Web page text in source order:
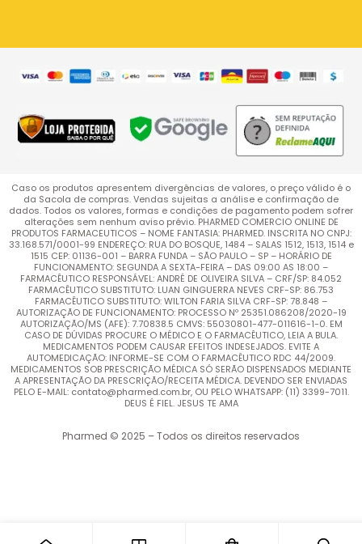
Caso os produtos apresentem divergências de valores, o preço válido é o
da Sacola de compras. Vendas sujeitas a análise e confirmação de
dados. Todos os valores, formas e condições de pagamento podem sofrer
alterações sem nenhum aviso prévio. PHARMED COMERCIO ONLINE DE
PRODUTOS FARMACEUTICOS – NOME FANTASIA: PHARMED. INSCRITA NO CNPJ:
33.168.571/0001-99 ENDEREÇO: RUA DO BOSQUE, 1484 – SALAS 1512, 1513, 1514 e
1515 CEP: 01136-001 – BARRA FUNDA – SÃO PAULO – SP – HORÁRIO DE
FUNCIONAMENTO: SEGUNDA A SEXTA-FEIRA – DAS 09:00 AS 18:00 –
FARMACÊUTICO RESPONSÁVEL: ANDRÉ DE OLIVEIRA SILVA – CRF/SP: 84.052
FARMACÊUTICO SUBSTITUTO: LUAN GINGUERRA NEVES CRF-SP: 86.753
FARMACÊUTICO SUBSTITUTO: WILTON FARIA SILVA CRF-SP: 78.848 –
AUTORIZAÇÃO DE FUNCIONAMENTO: PROCESSO Nº 25351.086208/2020-19
AUTORIZAÇÃO/MS (AFE): 7.70838.5 CMVS: 55030801-477-011616-1-0. EM
CASO DE DÚVIDAS PROCURE O MÉDICO E O FARMACÊUTICO, LEIA A BULA.
MEDICAMENTOS PODEM CAUSAR EFEITOS INDESEJADOS. EVITE A
AUTOMEDICAÇÃO: INFORME-SE COM O FARMACÊUTICO RDC 44/2009.
MEDICAMENTOS SOB PRESCRIÇÃO MÉDICA SÓ SERÃO DISPENSADOS MEDIANTE
A APRESENTAÇÃO DA PRESCRIÇÃO/RECEITA MÉDICA. DEVENDO SER ENVIADAS
PELO E-MAIL: contato@pharmed.com.br, OU PELO WHATSAPP: (11) 3399-7011.
DEUS É FIEL. JESUS TE AMA
Pharmed © 2025 – Todos os direitos reservados